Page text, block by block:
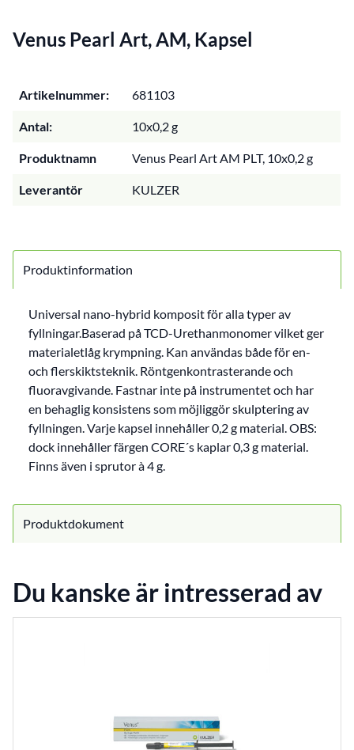
Venus Pearl Art, AM, Kapsel
Artikelnummer: 681103
Antal: 10x0,2 g
Produktnamn Venus Pearl Art AM PLT, 10x0,2 g
Leverantör KULZER
Produktinformation
Universal nano-hybrid komposit för alla typer av
fyllningar.Baserad på TCD-Urethanmonomer vilket ger
materialetlåg krympning. Kan användas både för en-
och flerskiktsteknik. Röntgenkontrasterande och
fluoravgivande. Fastnar inte på instrumentet och har
en behaglig konsistens som möjliggör skulptering av
fyllningen. Varje kapsel innehåller 0,2 g material. OBS:
dock innehåller färgen CORE´s kaplar 0,3 g material.
Finns även i sprutor à 4 g.
Produktdokument
Du kanske är intresserad av